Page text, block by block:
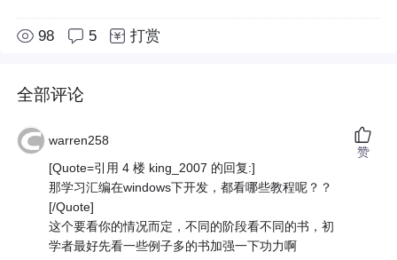
98 5 打赏
全部评论
warren258
[Quote=引用 4 楼 king_2007 的回复:]
那学习汇编在windows下开发，都看哪些教程呢？？
[/Quote]
这个要看你的情况而定，不同的阶段看不同的书，初
学者最好先看一些例子多的书加强一下功力啊
赞